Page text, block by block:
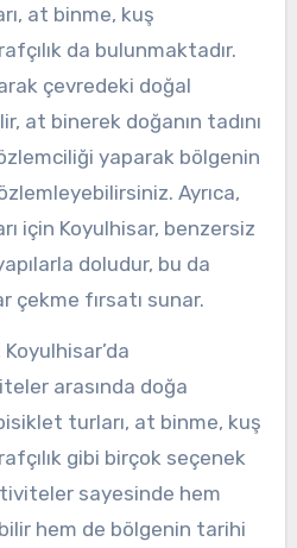
at binme, kuş
da bulunmaktadır.
çevredeki doğal
at binerek doğanın tadını
yaparak bölgenin
Ayrıca,
için Koyulhisar, benzersiz
doludur, bu da
fırsatı sunar.
arasında doğa
turları, at binme, kuş
gibi birçok seçenek
sayesinde hem
hem de bölgenin tarihi